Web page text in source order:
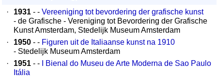
·
1931 - - Vereeniging tot bevordering der grafische kunst
- de Grafische - Vereniging tot Bevordering der Grafische
Kunst Amsterdam, Stedelijk Museum Amsterdam
·
1950 - - Figuren uit de Italiaanse kunst na 1910
- Stedelijk Museum Amsterdam
·
1951 - -
I Bienal do Museu de Arte Moderna de Sao Paulo
Itália